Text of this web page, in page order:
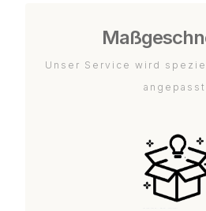
Unser Service wird
angepasst.